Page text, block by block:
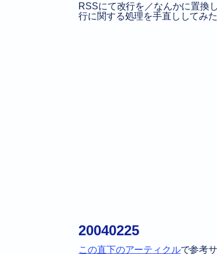
RSSにて改行を／なんかに置換
行に関する処理を手直ししてみ
20040225
この直下のアーティクルで参考